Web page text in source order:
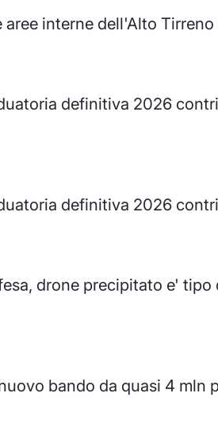
aree interne dell'Alto
definitiva 2026
definitiva 2026
drone precipitato e'
bando da quasi 4 mln